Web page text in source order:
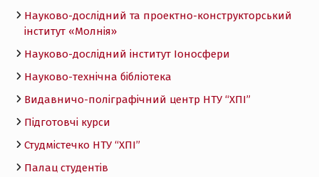
Науково-дослідний та проектно-конструкторський
інститут «Молнія»
Науково-дослідний інститут Іоносфери
Науково-технічна бібліотека
Видавничо-поліграфічний центр НТУ “ХПІ”
Підготовчі курси
Студмістечко НТУ “ХПІ”
Палац студентів